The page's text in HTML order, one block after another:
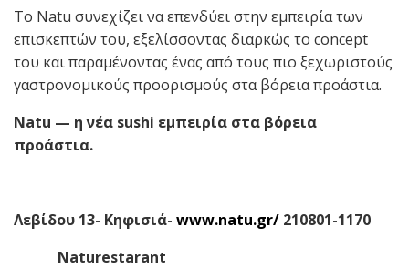
Το Natu συνεχίζει να επενδύει στην εμπειρία των
επισκεπτών του, εξελίσσοντας διαρκώς το concept
του και παραμένοντας ένας από τους πιο ξεχωριστούς
γαστρονομικούς προορισμούς στα βόρεια προάστια.
Natu — η νέα sushi εμπειρία στα βόρεια
προάστια.
Λεβίδου 13- Κηφισιά- www.natu.gr/ 210801-1170
Naturestarant